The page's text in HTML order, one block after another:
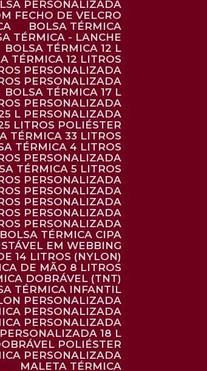
PERSONALIZADA
FECHO DE VELCRO
BOLSA TÉRMICA
TÉRMICA - LANCHE
BOLSA TÉRMICA 12 L
TÉRMICA 12 LITROS
PERSONALIZADA
PERSONALIZADA
BOLSA TÉRMICA 17 L
PERSONALIZADA
L PERSONALIZADA
LITROS POLIÉSTER
TÉRMICA 33 LITROS
TÉRMICA 4 LITROS
PERSONALIZADA
TÉRMICA 5 LITROS
PERSONALIZADA
PERSONALIZADA
PERSONALIZADA
PERSONALIZADA
PERSONALIZADA
BOLSA TÉRMICA CIPA
EM WEBBING
14 LITROS (NYLON)
DE MÃO 8 LITROS
DOBRÁVEL (TNT)
TÉRMICA INFANTIL
PERSONALIZADA
PERSONALIZADA
PERSONALIZADA
PERSONALIZADA 18 L
POLIÉSTER
PERSONALIZADA
MALETA TÉRMICA